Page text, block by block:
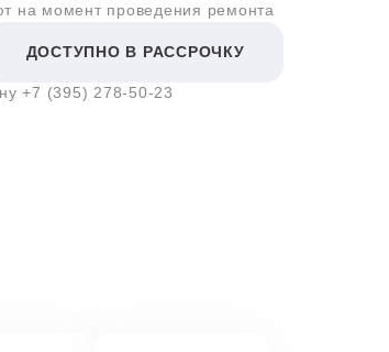
на момент проведения ремонта
ДОСТУПНО В РАССРОЧКУ
+7 (395) 278-50-23